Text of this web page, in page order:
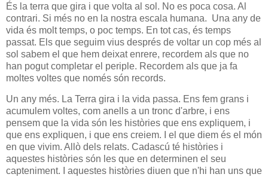
És la terra que gira i que volta al sol. No es poca cosa. Al
contrari. Si més no en la nostra escala humana. Una any de
vida és molt temps, o poc temps. En tot cas, és temps
passat. Els que seguim vius després de voltar un cop més al
sol sabem el que hem deixat enrere, recordem als que no
han pogut completar el periple. Recordem als que ja fa
moltes voltes que només són records.
Un any més. La Terra gira i la vida passa. Ens fem grans i
acumulem voltes, com anells a un tronc d'arbre, i ens
pensem que la vida són les històries que ens expliquem, i
que ens expliquen, i que ens creiem. I el que diem és el món
en que vivim. Allò dels relats. Cadascú té històries i
aquestes històries són les que en determinen el seu
capteniment. I aquestes històries diuen que n'hi han uns que